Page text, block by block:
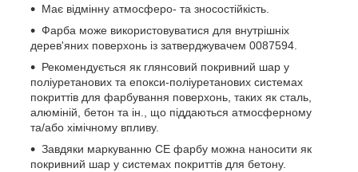
Має відмінну атмосферо- та зносостійкість.
Фарба може використовуватися для внутрішніх
дерев'яних поверхонь із затверджувачем 0087594.
Рекомендується як глянсовий покривний шар у
поліуретанових та епокси-поліуретанових системах
покриттів для фарбування поверхонь, таких як сталь,
алюміній, бетон та ін., що піддаються атмосферному
та/або хімічному впливу.
Завдяки маркуванню CE фарбу можна наносити як
покривний шар у системах покриттів для бетону.